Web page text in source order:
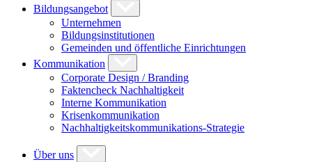
Bildungsangebot
Unternehmen
Bildungsinstitutionen
Gemeinden und öffentliche Einrichtungen
Kommunikation
Corporate Design / Branding
Faktencheck Nachhaltigkeit
Interne Kommunikation
Krisenkommunikation
Nachhaltigkeitskommunikations-Strategie
Über uns